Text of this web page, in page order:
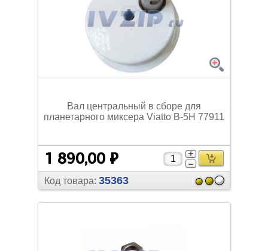
Вал центральный в сборе для
планетарного миксера Viatto B-5H 77911
1 890,00 ₽
Код товара: 35363